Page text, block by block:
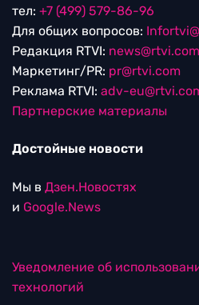
тел: +7 (499) 579-86-96
Для общих вопросов:
Редакция RTVI: news@rtvi.com
Маркетинг/PR: pr@rtvi.com
Реклама RTVI: adv-
Партнерские материалы
Достойные новости
Мы в Дзен.Новостях
и Google.News
Уведомление об
технологий